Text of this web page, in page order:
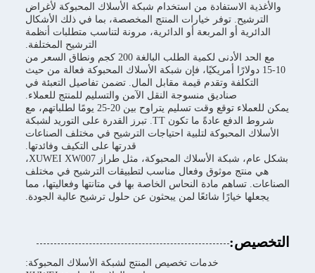
والأغذية الاستفادة من استخدام شبكة الأسلاك المحبوكة لأغراض
الترشيح. توفر خيارات المنتج المخصصة، بما في ذلك الأشكال
الدائرية أو المربعة أو الدائرية، مرونة لتناسب متطلبات أنظمة
الترشيح المختلفة.
مع الحد الأدنى لكمية الطلب البالغة 200 كجم ونطاق السعر من
10-15 دولارًا أمريكيًا، فإن شبكة الأسلاك المحبوكة فعالة من حيث
التكلفة وتقدم قيمة مقابل المال. تضمن تفاصيل التعبئة في
صناديق منسوجة النقل الآمن والتسليم للمنتج للعملاء.
يمكن للعملاء توقع وقت تسليم يتراوح بين 20-25 يومًا لطلباتهم، مع
شروط الدفع عادةً ما تكون TT. تبرز القدرة على التوريد لشبكة
الأسلاك المحبوكة لتلبية احتياجات الترشيح في مختلف الصناعات
قدرتها على التكيف وفائدتها.
بشكل عام، شبكة الأسلاك المحبوكة، مثل طراز XUWEI XW007،
هي منتج موثوق وفعال مناسب لتطبيقات الترشيح في مختلف
الصناعات. تساهم مادة النحاس الخاصة بها في متانتها وفعاليتها، مما
يجعلها خيارًا شائعًا لمن يبحثون عن حلول ترشيح عالية الجودة.
التخصيص:
خدمات تخصيص المنتج لشبكة الأسلاك المحبوكة: